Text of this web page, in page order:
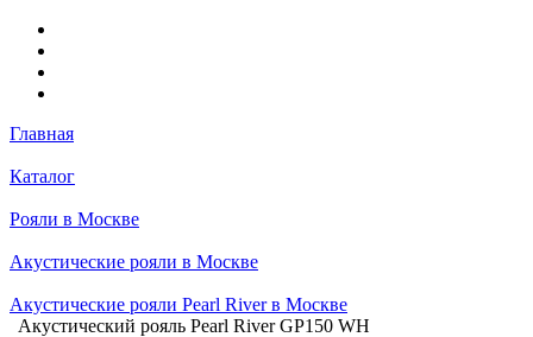
Главная
Каталог
Рояли в Москве
Акустические рояли в Москве
Акустические рояли Pearl River в Москве
Акустический рояль Pearl River GP150 WH